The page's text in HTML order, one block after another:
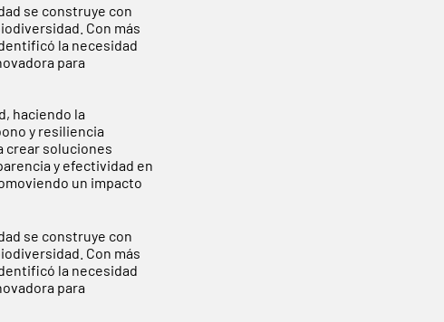
se construye con
Con más
la necesidad
para
haciendo la
y resiliencia
crear soluciones
y efectividad en
un impacto
se construye con
Con más
la necesidad
para